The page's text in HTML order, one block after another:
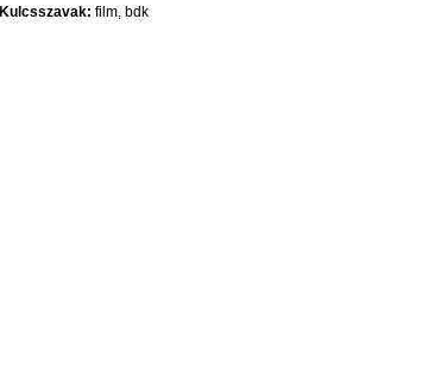
Kulcsszavak: film, bdk